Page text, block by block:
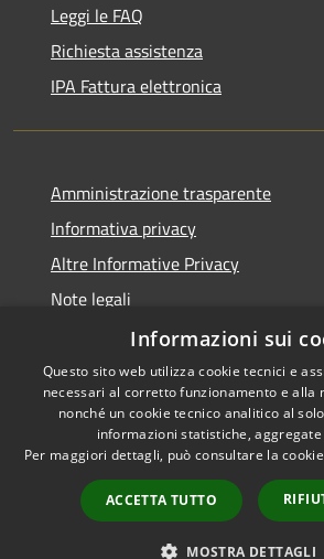
Leggi le FAQ
Richiesta assistenza
IPA Fattura elettronica
Amministrazione trasparente
Informativa privacy
Altre Informative Privacy
Note legali
Dichiarazione di accessibilità
RSS
Accessibilità
Informazioni sui
Questo sito web utilizza cookie tecnici e
necessari al corretto funzionamento e alla
nonché un cookie tecnico analitico al
informazioni statistiche,
Per maggiori dettagli, può consultare la
ACCETTA TUTTO
MOSTRA DETTAGLI